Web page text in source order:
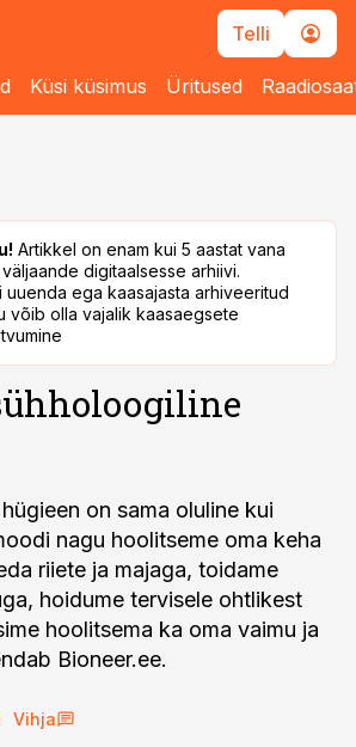
Telli
Küsi küsimus Üritused
Artikkel on enam kui 5 aastat vana
digitaalsesse arhiivi.
uuenda ega kaasajasta arhiveeritud
võib olla vajalik kaasaegsete
on sama oluline kui
nagu hoolitseme oma keha
riiete ja majaga, toidame
hoidume tervisele ohtlikest
hoolitsema ka oma vaimu ja
Bioneer.ee.
Vihja